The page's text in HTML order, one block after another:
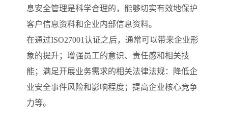
息安全管理是科学合理的，能够切实有效地保护
客户信息资料和企业内部信息资料。
在通过ISO27001认证之后，通常可以带来企业形
象的提升；增强员工的意识、责任感和相关技
能；满足开展业务需求的相关法律法规：降低企
业安全事件风险和影响程度；提高企业核心竞争
力等。